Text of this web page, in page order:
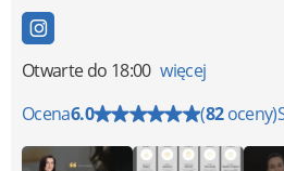
Otwartedo 18:00 więcej
Ocena6.0 (82oceny)